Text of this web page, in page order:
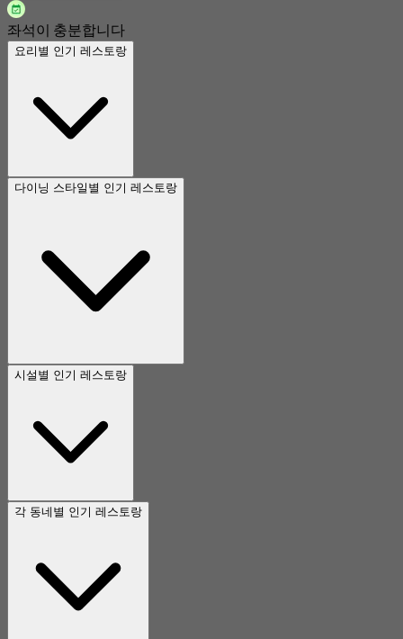
좌석이 충분합니다
요리별 인기 레스토랑
다이닝 스타일별 인기 레스토랑
시설별 인기 레스토랑
각 동네별 인기 레스토랑